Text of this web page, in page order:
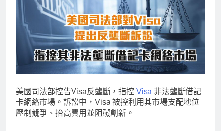
美國司法部控告Visa反壟斷，指控 Visa 非法壟斷借記
卡網絡市場。訴訟中，Visa 被控利用其市場支配地位
壓制競爭、抬高費用並阻礙創新。